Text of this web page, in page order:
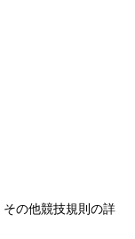
の他競技規則の詳